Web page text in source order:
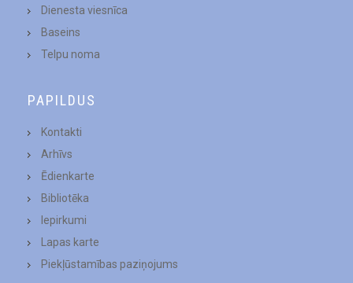
Dienesta viesnīca
Baseins
Telpu noma
PAPILDUS
Kontakti
Arhīvs
Ēdienkarte
Bibliotēka
Iepirkumi
Lapas karte
Piekļūstamības paziņojums